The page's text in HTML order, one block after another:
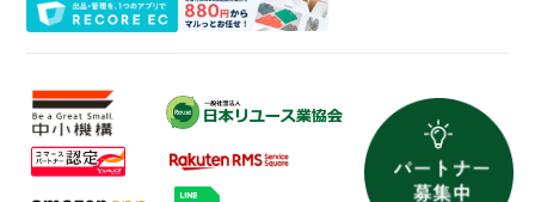
プライバシーポリシー